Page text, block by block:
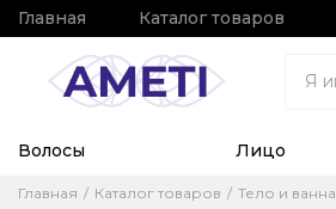
Главная Каталог товаров
Волосы Лицо
Главная Каталог товаров Тело и ванна